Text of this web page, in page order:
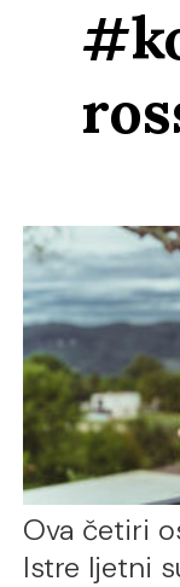
Ova četiri
Istre ljetni